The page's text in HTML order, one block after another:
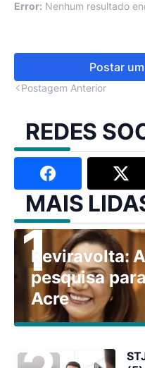
Error: Nenhum resultado
Postar
Postagem Anterior
REDES
MAIS
Reviravolta:
pesquisa
Acre